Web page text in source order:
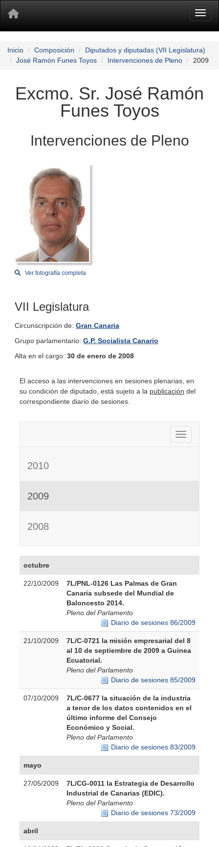
Inicio Composición
Diputados y diputadas (VII Legislatura)
José Ramón Funes Toyos
Intervenciones de Pleno 2009
Excmo. Sr. José Ramón
Funes Toyos
Intervenciones de Pleno
Ver fotografía completa
VII Legislatura
Circunscripción de: Gran Canaria
Grupo parlamentario: G.P. Socialista Canario
Alta en el cargo: 30 de enero de 2008
El acceso a las intervenciones en sesiones plenarias, en
su condición de diputado, está sujeto a la publicación del
correspondiente diario de sesiones.
Activar
2010
2009
2008
octubre
22/10/2009
7L/PNL-0126 Las Palmas de Gran
Canaria subsede del Mundial de
Baloncesto 2014.
Pleno del Parlamento
Diario de sesiones 86/2009
21/10/2009
7L/C-0721 la misión empresarial del 8
al 10 de septiembre de 2009 a Guinea
Ecuatorial.
Pleno del Parlamento
Diario de sesiones 85/2009
07/10/2009
7L/C-0677 la situación de la industria
a tenor de los datos contenidos en el
último informe del Consejo
Económico y Social.
Pleno del Parlamento
Diario de sesiones 83/2009
mayo
27/05/2009
7L/CG-0011 la Estrategia de Desarrollo
Industrial de Canarias (EDIC).
Pleno del Parlamento
Diario de sesiones 73/2009
abril